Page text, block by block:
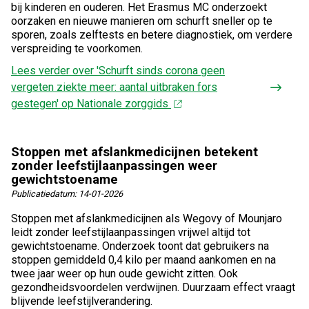
bij kinderen en ouderen. Het Erasmus MC onderzoekt
oorzaken en nieuwe manieren om schurft sneller op te
sporen, zoals zelftests en betere diagnostiek, om verdere
verspreiding te voorkomen.
Lees verder over 'Schurft sinds corona geen
vergeten ziekte meer: aantal uitbraken fors
gestegen' op Nationale zorggids
Stoppen met afslankmedicijnen betekent
zonder leefstijlaanpassingen weer
gewichtstoename
Publicatiedatum: 14-01-2026
Stoppen met afslankmedicijnen als Wegovy of Mounjaro
leidt zonder leefstijlaanpassingen vrijwel altijd tot
gewichtstoename. Onderzoek toont dat gebruikers na
stoppen gemiddeld 0,4 kilo per maand aankomen en na
twee jaar weer op hun oude gewicht zitten. Ook
gezondheidsvoordelen verdwijnen. Duurzaam effect vraagt
blijvende leefstijlverandering.